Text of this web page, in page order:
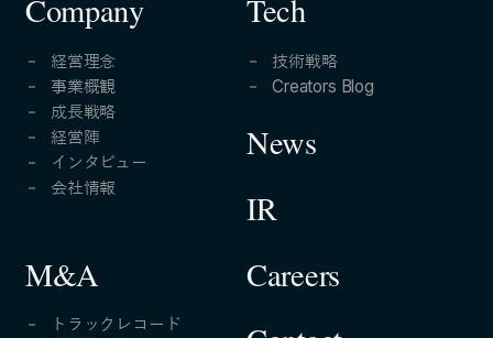
Company
経営理念
事業概観
成長戦略
経営陣
インタビュー
会社情報
M&A
トラックレコード
Tech
技術戦略
Creators Blog
News
IR
Careers